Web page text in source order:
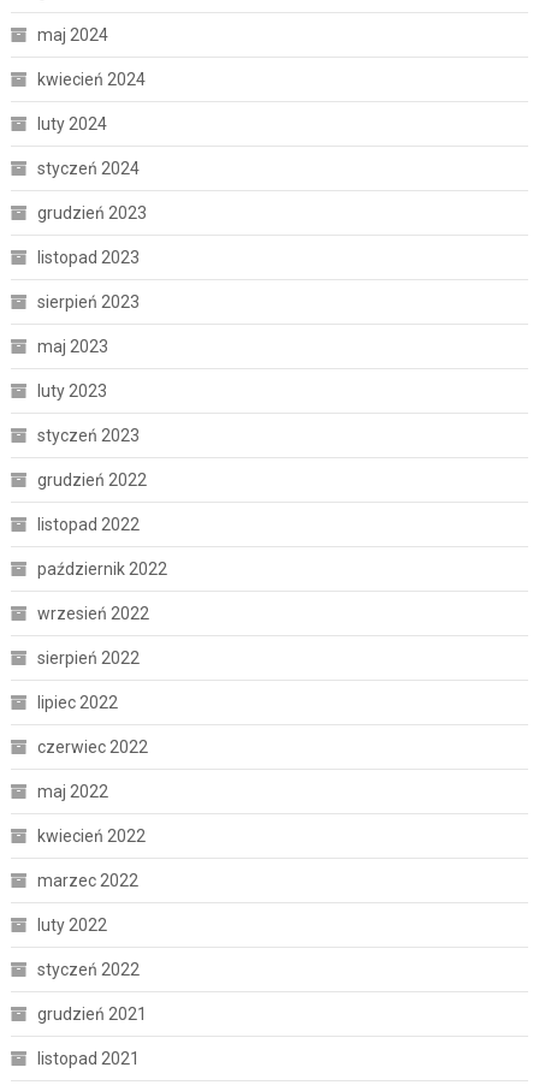
maj 2024
kwiecień 2024
luty 2024
styczeń 2024
grudzień 2023
listopad 2023
sierpień 2023
maj 2023
luty 2023
styczeń 2023
grudzień 2022
listopad 2022
październik 2022
wrzesień 2022
sierpień 2022
lipiec 2022
czerwiec 2022
maj 2022
kwiecień 2022
marzec 2022
luty 2022
styczeń 2022
grudzień 2021
listopad 2021